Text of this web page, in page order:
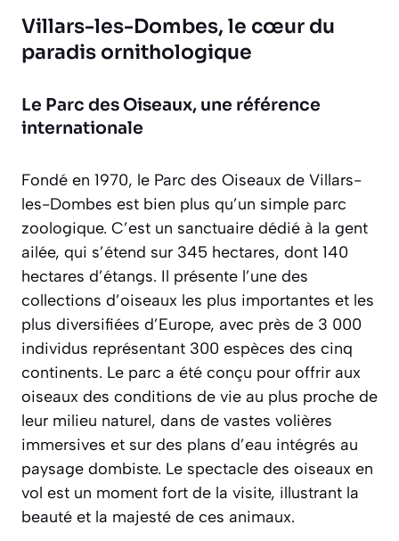
Villars-les-Dombes, le cœur du
paradis ornithologique
Le Parc des Oiseaux, une référence
internationale
Fondé en 1970, le Parc des Oiseaux de Villars-
les-Dombes est bien plus qu’un simple parc
zoologique. C’est un sanctuaire dédié à la gent
ailée, qui s’étend sur 345 hectares, dont 140
hectares d’étangs. Il présente l’une des
collections d’oiseaux les plus importantes et les
plus diversifiées d’Europe, avec près de 3 000
individus représentant 300 espèces des cinq
continents. Le parc a été conçu pour offrir aux
oiseaux des conditions de vie au plus proche de
leur milieu naturel, dans de vastes volières
immersives et sur des plans d’eau intégrés au
paysage dombiste. Le spectacle des oiseaux en
vol est un moment fort de la visite, illustrant la
beauté et la majesté de ces animaux.